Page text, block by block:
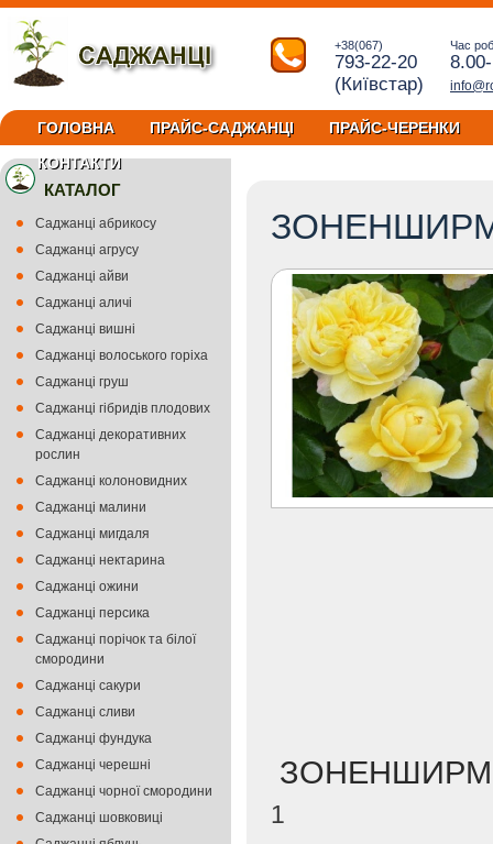
+38(067)
793-22-20
(Київстар)
Час
ГОЛОВНА ПРАЙС-САДЖАНЦІ
ПРАЙС-ЧЕРЕНКИ
КОНТАКТИ
1
КАТАЛОГ
Саджанці абрикосу
Саджанці агрусу
Саджанці айви
Саджанці аличі
Саджанці вишні
Саджанці волоського горіха
Саджанці груш
Саджанці гібридів плодових
Саджанці декоративних
рослин
Саджанці колоновидних
Саджанці малини
Саджанці мигдаля
Саджанці нектарина
Саджанці ожини
Саджанці персика
Саджанці порічок та білої
смородини
Саджанці сакури
Саджанці сливи
Саджанці фундука
Саджанці черешні
Саджанці чорної смородини
Саджанці шовковиці